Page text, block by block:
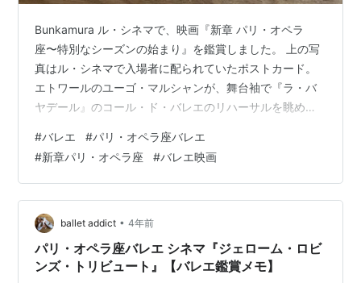
Bunkamura ル・シネマで、映画『新章 パリ・オペラ
座〜特別なシーズンの始まり』を鑑賞しました。 上の写
真はル・シネマで入場者に配られていたポストカード。
エトワールのユーゴ・マルシャンが、舞台袖で『ラ・バ
ヤデール』のコール・ド・バレエのリハーサルを眺めて
終了とのことです。） 映画は現在も上映中。Bunkamura
ル・シネマでは今のところ、2022年9月1日(木）までの
上演スケジュールが発表されています。 新章パリ・オペ
ラ座 特別なシーズンの始まり | ル・シネマ | Bunkamura
ル・シネマ以外の上映館は公式サイトでご確認くださ
い…
#バレエ #パリ・オペラ座バレエ
#新章パリ・オペラ座 #バレエ映画
ballet addict • 4年前
パリ・オペラ座バレエ シネマ『ジェローム・ロビ
ンズ・トリビュート』【バレエ鑑賞メモ】